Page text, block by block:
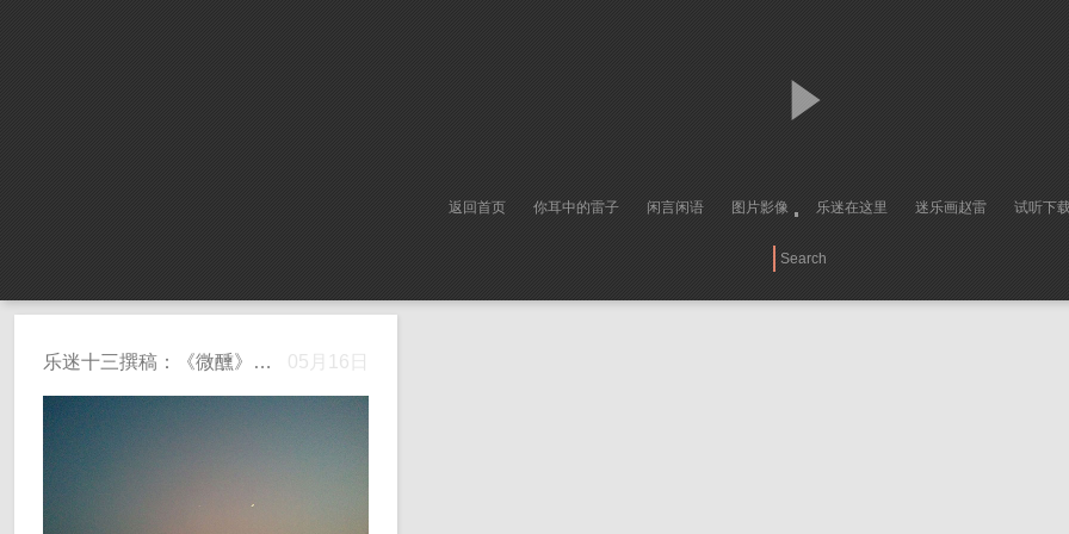
返回首页 你耳中的雷子 闲言闲语 图片影像 乐迷在这里 迷乐画赵雷 试听下
乐迷十三撰稿：《微醺》之一 05月16日